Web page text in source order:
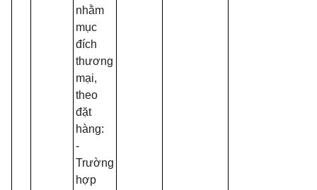
nhằm
mục
đích
thương
mại,
theo
đặt
hàng:
-
Trường
hợp